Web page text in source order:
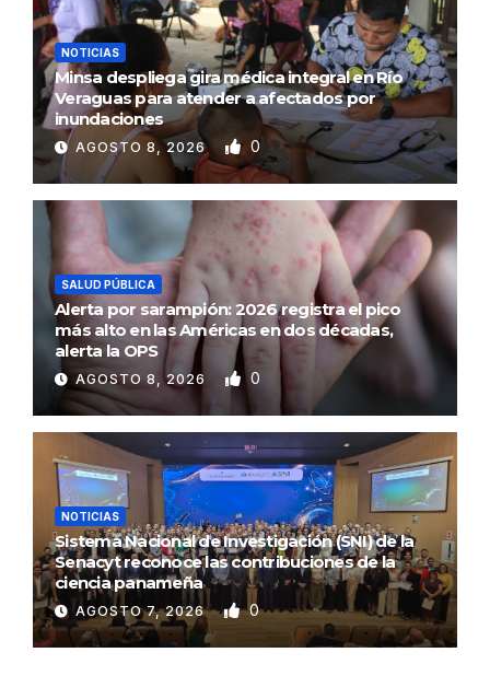
NOTICIAS
Minsa despliega gira médica integral en Río
Veraguas para atender a afectados por
inundaciones
AGOSTO 8, 2026 0
SALUD PÚBLICA
Alerta por sarampión: 2026 registra el pico
más alto en las Américas en dos décadas,
alerta la OPS
AGOSTO 8, 2026 0
NOTICIAS
Sistema Nacional de Investigación (SNI) de la
Senacyt reconoce las contribuciones de la
ciencia panameña
AGOSTO 7, 2026 0